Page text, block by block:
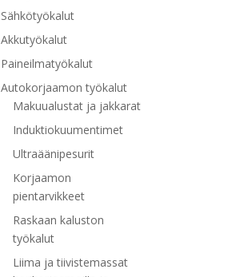
Sähkötyökalut
Akkutyökalut
Paineilmatyökalut
Autokorjaamon työkalut
Makuualustat ja jakkarat
Induktiokuumentimet
Ultraäänipesurit
Korjaamon
pientarvikkeet
Raskaan kaluston
työkalut
Liima ja tiivistemassat